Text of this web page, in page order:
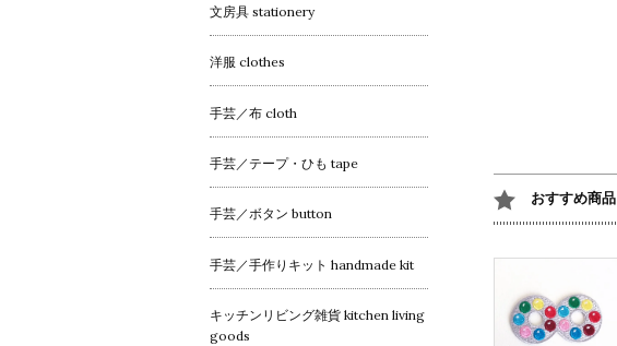
おすすめ商品
文房具 stationery
洋服 clothes
手芸／布 cloth
手芸／テープ・ひも tape
手芸／ボタン button
手芸／手作りキット handmade kit
キッチンリビング雑貨 kitchen living
goods